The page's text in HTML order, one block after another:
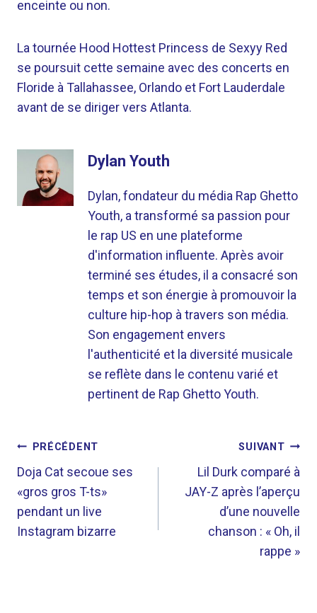
enceinte ou non.
La tournée Hood Hottest Princess de Sexyy Red
se poursuit cette semaine avec des concerts en
Floride à Tallahassee, Orlando et Fort Lauderdale
avant de se diriger vers Atlanta.
Dylan Youth
Dylan, fondateur du média Rap Ghetto
Youth, a transformé sa passion pour
le rap US en une plateforme
d'information influente. Après avoir
terminé ses études, il a consacré son
temps et son énergie à promouvoir la
culture hip-hop à travers son média.
Son engagement envers
l'authenticité et la diversité musicale
se reflète dans le contenu varié et
pertinent de Rap Ghetto Youth.
NAVIGATION
DE
L’ARTICLE
PRÉCÉDENT
Doja Cat secoue ses
«gros gros T-ts»
pendant un live
Instagram bizarre
SUIVANT
Lil Durk comparé à
JAY-Z après l’aperçu
d’une nouvelle
chanson : « Oh, il
rappe »